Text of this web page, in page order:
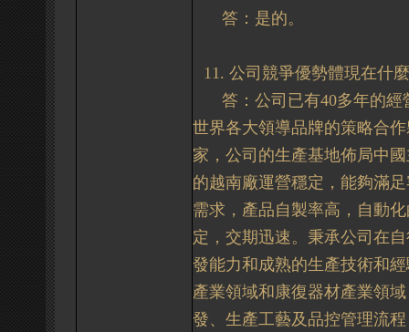
答： 是的。
11. 公司競爭優勢體現在什
答： 公司已有40多年的經
世界各大領導品牌的策略合
家，公司的生產基地佈局中
的越南廠運營穩定，能夠滿
需求，產品自製率高，自動
定，交期迅速。秉承公司在
發能力和成熟的生產技術和
產業領域和康復器材產業領
發、生產工藝及品控管理流